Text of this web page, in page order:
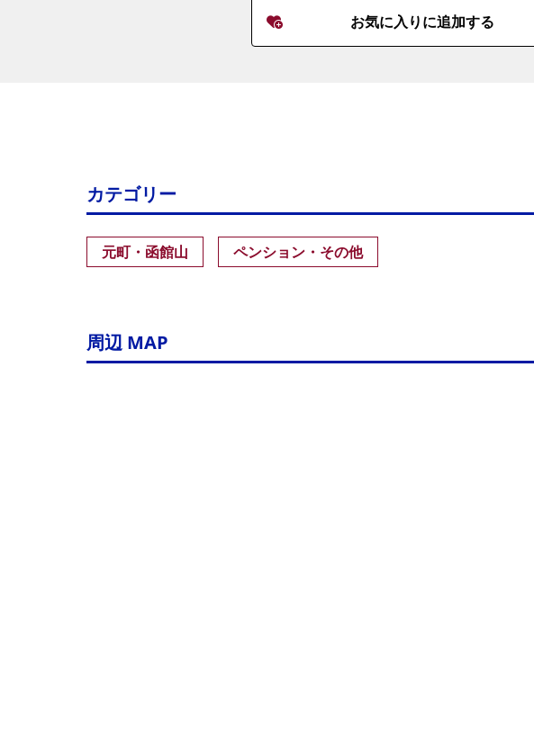
お気に入りに追加する
カテゴリー
元町・函館山 ペンション・その他
周辺 MAP